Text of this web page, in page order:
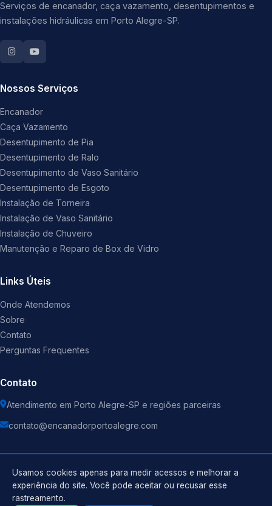
Serviços de encanador, caça vazamento, desentupimentos e
instalações hidráulicas em Porto Alegre-SP.
Nossos Serviços
Encanador
Caça Vazamento
Desentupimento de Pia
Desentupimento de Ralo
Desentupimento de Vaso Sanitário
Desentupimento de Esgoto
Instalação de Torneira
Instalação de Vaso Sanitário
Instalação de Chuveiro
Manutenção e Reparo de Box de Vidro
Links Úteis
Onde Atendemos
Sobre
Contato
Perguntas Frequentes
Contato
Atendimento em Porto Alegre-SP e regiões parceiras
contato@encanadorportoalegre.com
2026 Encanador . Todos os direitos reservados.
Política de Privacidade
Usamos cookies apenas para medir acessos e melhorar a
experiência do site. Você pode aceitar ou recusar esse
rastreamento.